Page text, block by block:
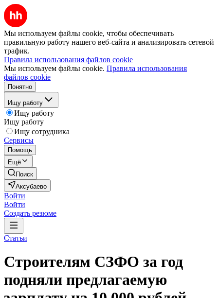
Мы используем файлы cookie, чтобы обеспечивать
правильную работу нашего веб-сайта и анализировать сетевой
трафик.
Правила использования файлов cookie
Мы используем файлы cookie. Правила использования
файлов cookie
Понятно
Ищу работу
Ищу работу
Ищу работу
Ищу сотрудника
Сервисы
Помощь
Ещё
Поиск
Аксубаево
Войти
Войти
Создать резюме
Статьи
Строителям СЗФО за год
подняли предлагаемую